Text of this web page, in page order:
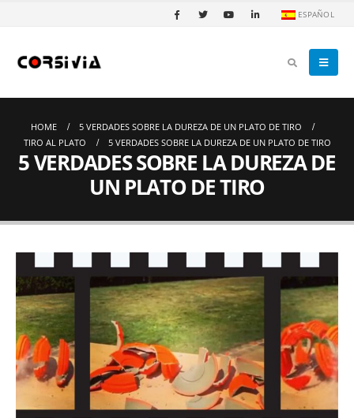
ESPAÑOL
HOME
5 VERDADES SOBRE LA DUREZA DE UN PLATO DE TIRO
TIRO AL PLATO
5 VERDADES SOBRE LA DUREZA DE UN PLATO DE TIRO
5 VERDADES SOBRE LA DUREZA DE
UN PLATO DE TIRO